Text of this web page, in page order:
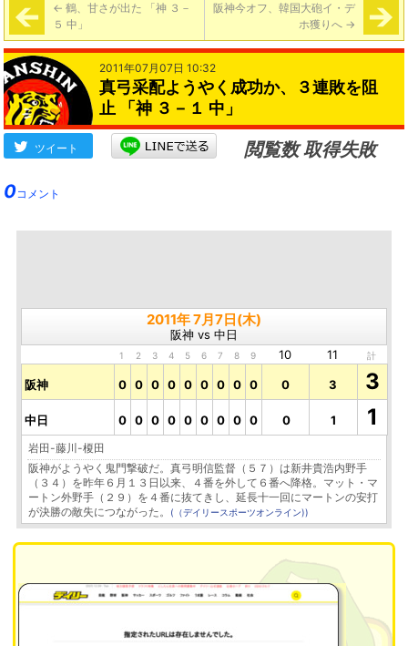
← 鶴、甘さが出た 「神 ３－
５ 中」
阪神今オフ、韓国大砲イ・デ
ホ獲りへ →
2011年07月07日 10:32
真弓采配ようやく成功か、３連敗を阻
止 「神 ３－１ 中」
ツイート
閲覧数 取得失敗
0コメント
2011年 7月7日(木)
阪神 vs 中日
1 2 3 4 5 6 7 8 9 10 11 計
阪神 0 0 0 0 0 0 0 0 0 0 3 3
中日 0 0 0 0 0 0 0 0 0 0 1 1
岩田-藤川-榎田
阪神がようやく鬼門撃破だ。真弓明信監督（５７）は新井貴浩内野手
（３４）を昨年６月１３日以来、４番を外して６番へ降格。マット・マ
ートン外野手（２９）を４番に抜てきし、延長十一回にマートンの安打
が決勝の敵失につながった。
(（デイリースポーツオンライン))